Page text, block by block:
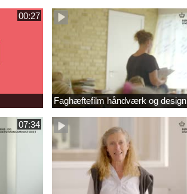
00:27
Faghæftefilm håndværk og design
07:34